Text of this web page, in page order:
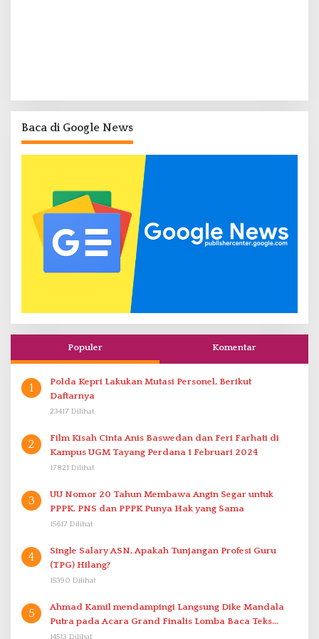
Baca di Google News
Populer Komentar
1
Polda Kepri Lakukan Mutasi Personel, Berikut
Daftarnya
23417 Dilihat
2
Film Kisah Cinta Anis Baswedan dan Feri Farhati di
Kampus UGM Tayang Perdana 1 Februari 2024
17821 Dilihat
3
UU Nomor 20 Tahun Membawa Angin Segar untuk
PPPK. PNS dan PPPK Punya Hak yang Sama
15617 Dilihat
4
Single Salary ASN, Apakah Tunjangan Profesi Guru
(TPG) Hilang?
15390 Dilihat
5
Ahmad Kamil mendampingi Langsung Dike Mandala
Putra pada Acara Grand Finalis Lomba Baca Teks
Proklamasi Mirip Bung Karno di Bali
14513 Dilihat